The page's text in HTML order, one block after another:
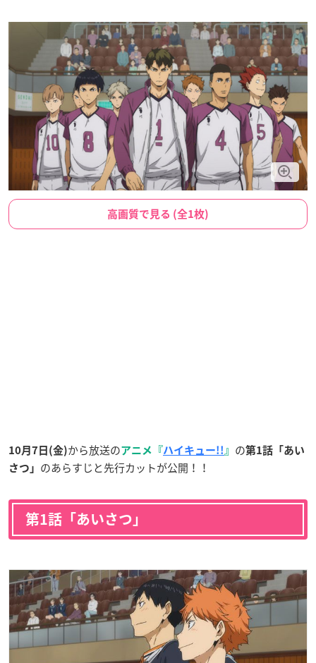
高画質で見る (全1枚)
10月7日(金)から放送のアニメ『ハイキュー!! 』 の第1話「あい
さつ」 のあらすじと先行カットが公開！！
第1話「あいさつ」